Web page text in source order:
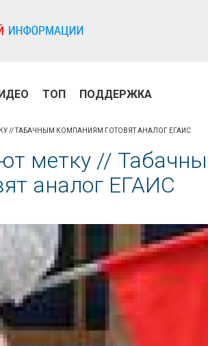
ТОП ПОДДЕРЖКА
// ТАБАЧНЫМ КОМПАНИЯМ ГОТОВЯТ АНАЛОГ ЕГАИС
метку //
аналог ЕГАИС